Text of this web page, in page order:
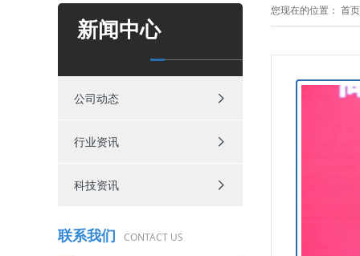
新闻中心
公司动态
行业资讯
科技资讯
联系我们 CONTACT US
您现在的位置： 首页